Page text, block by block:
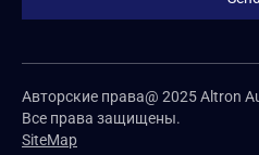
Авторские права@ 2025 Altron
Все права защищены.
SiteMap